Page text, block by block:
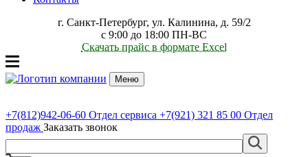
г. Санкт-Петербург, ул. Калинина, д. 59/2
с 9:00 до 18:00 ПН-ВС
Скачать прайс в формате Excel
Меню
+7(812)942-06-60 Отдел сервиса +7(921) 321 85 00 Отдел
продаж Заказать звонок